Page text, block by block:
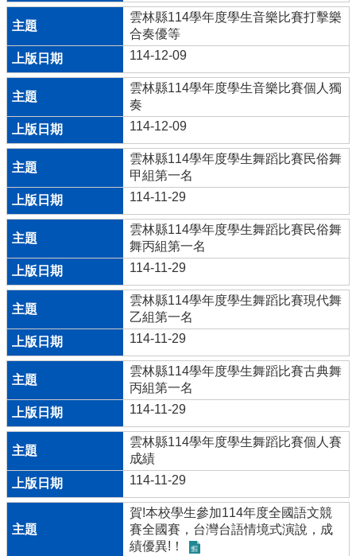
測
國
場
地
用
管
理
收
費
辦
教
務
處
申
證
明
書
校
外
人
士
協
助
教
學
或
雲林縣114學年度學生音樂比賽打擊樂
合奏優等
114-12-09
雲林縣114學年度學生音樂比賽個人獨
奏
114-12-09
雲林縣114學年度學生舞蹈比賽民俗舞
甲組第一名
114-11-29
雲林縣114學年度學生舞蹈比賽民俗舞
舞丙組第一名
114-11-29
雲林縣114學年度學生舞蹈比賽現代舞
乙組第一名
114-11-29
雲林縣114學年度學生舞蹈比賽古典舞
丙組第一名
114-11-29
雲林縣114學年度學生舞蹈比賽個人賽
成績
114-11-29
賀!本校學生參加114年度全國語文競
賽全國賽，台灣台語情境式演說，成
績優異!！